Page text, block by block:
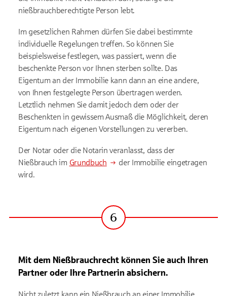
nießbrauchberechtigte Person lebt.
Im gesetzlichen Rahmen dürfen Sie dabei bestimmte
individuelle Regelungen treffen. So können Sie
beispielsweise festlegen, was passiert, wenn die
beschenkte Person vor Ihnen sterben sollte. Das
Eigentum an der Immobilie kann dann an eine andere,
von Ihnen festgelegte Person übertragen werden.
Letztlich nehmen Sie damit jedoch dem oder der
Beschenkten in gewissem Ausmaß die Möglichkeit, deren
Eigentum nach eigenen Vorstellungen zu vererben.
Der Notar oder die Notarin veranlasst, dass der
Nießbrauch im Grundbuch
der Immobilie eingetragen
wird.
Schritt
6
Mit dem Nießbrauchrecht können Sie auch Ihren
Partner oder Ihre Partnerin absichern.
Nicht zuletzt kann ein Nießbrauch an einer Immobilie